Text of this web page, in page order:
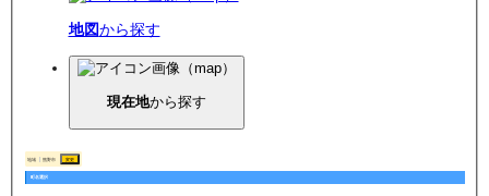
地図から探す
現在地から探す
地域 熊野市 変更
町名選択